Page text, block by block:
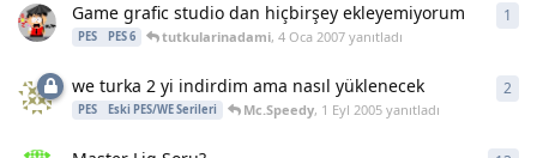
Game grafic studio dan hiçbirşey ekleyemiyorum
PES PES 6 tutkularinadami, 4 Oca 2007yanıtladı
1
we turka 2 yi indirdim ama nasıl yüklenecek
PES Eski PES/WE Serileri Mc.Speedy, 1 Eyl 2005yanıtladı
2